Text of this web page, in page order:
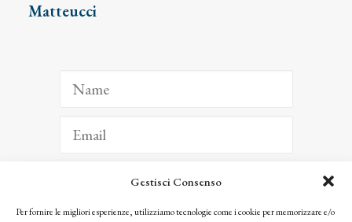
Gestisci Consenso
Per fornire le migliori esperienze, utilizziamo tecnologie come i cookie per memorizzare e/o
Matteucci
ISCRIVITI